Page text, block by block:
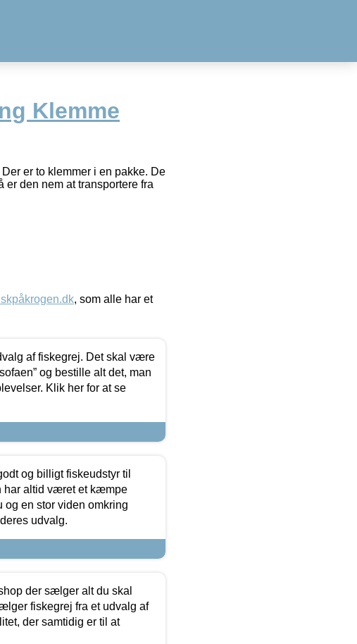
Klemme
er to klemmer i en pakke. De
den nem at transportere fra
, som alle har et
af fiskegrej. Det skal være
og bestille alt det, man
Klik her for at se
og billigt fiskeudstyr til
har altid været et kæmpe
og en stor viden omkring
udvalg.
der sælger alt du skal
fiskegrej fra et udvalg af
der samtidig er til at